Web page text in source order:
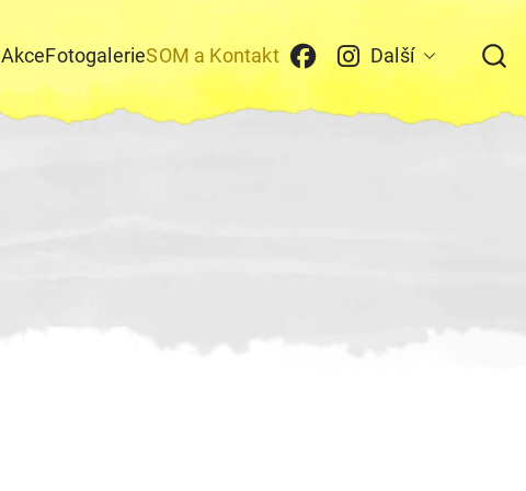
AkceFotogalerieSOM a Kontakt Další